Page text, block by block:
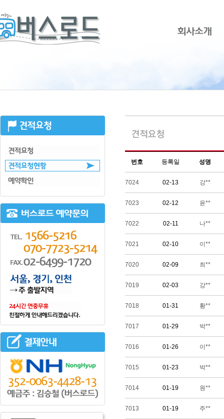
번호 등록일 성명
7024 02-13 강**
7023 02-12 윤**
7022 02-11 나**
7021 02-10 이**
7020 02-09 최**
7019 02-03 강**
7018 01-31 황**
7017 01-29 박**
7016 01-26 이**
7015 01-23 박**
7014 01-19 원**
7013 01-19 주**